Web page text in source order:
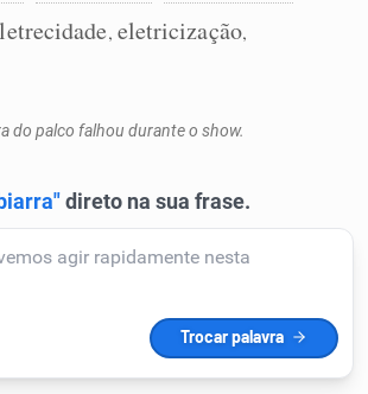
, eletricização,
do palco falhou durante o show.